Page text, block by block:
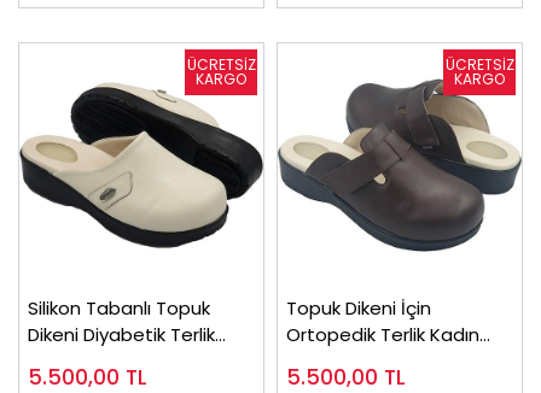
Silikon Tabanlı Topuk
Dikeni Diyabetik Terlik
5.500,00 TL
Topuk Dikeni İçin
Ortopedik Terlik Kadın
5.500,00 TL